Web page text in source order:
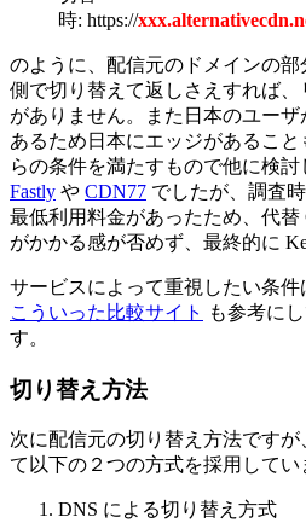
時: https://
のように、配信元のドメインの
側で切り替えて返しさえすれば
がありません。また日本のユー
あるため日本にエッジがあるこ
らの条件を満たすもので他に検討
Fastly や CDN77 でしたが、調査
最低利用料金があったため、代替
がかかる感が否めず、最終的に
サービスによって重視したい条件
こういった比較サイト
も参考に
す。
切り替え方法
次に配信元の切り替え方法です
て以下の２つの方式を採用してい
DNS による切り替え方式